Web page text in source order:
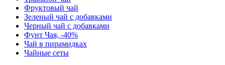
Фруктовый чай
Зеленый чай с добавками
Черный чай с добавками
Фунт Чая, -40%
Чай в пирамидках
Чайные сеты